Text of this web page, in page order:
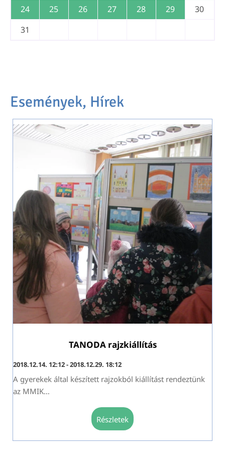
24
25 26 27 28 29
30
31
Események, Hírek
TANODA rajzkiállítás
2018.12.14. 12:12 - 2018.12.29. 18:12
A gyerekek által készített rajzokból kiállítást rendeztünk
az MMIK…
részletek